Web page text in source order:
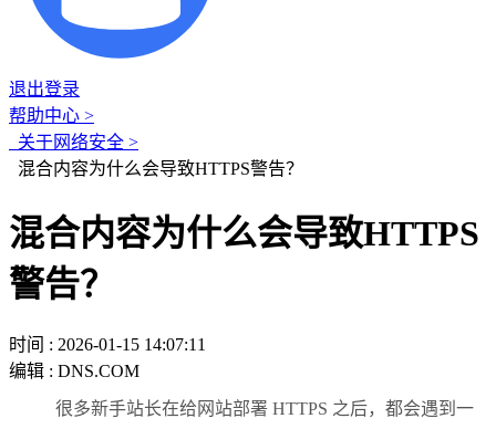
退出登录
帮助中心 >
关于网络安全 >
混合内容为什么会导致HTTPS警告？
混合内容为什么会导致HTTPS
警告？
时间 : 2026-01-15 14:07:11
编辑 : DNS.COM
很多新手站长在给网站部署 HTTPS 之后，都会遇到一